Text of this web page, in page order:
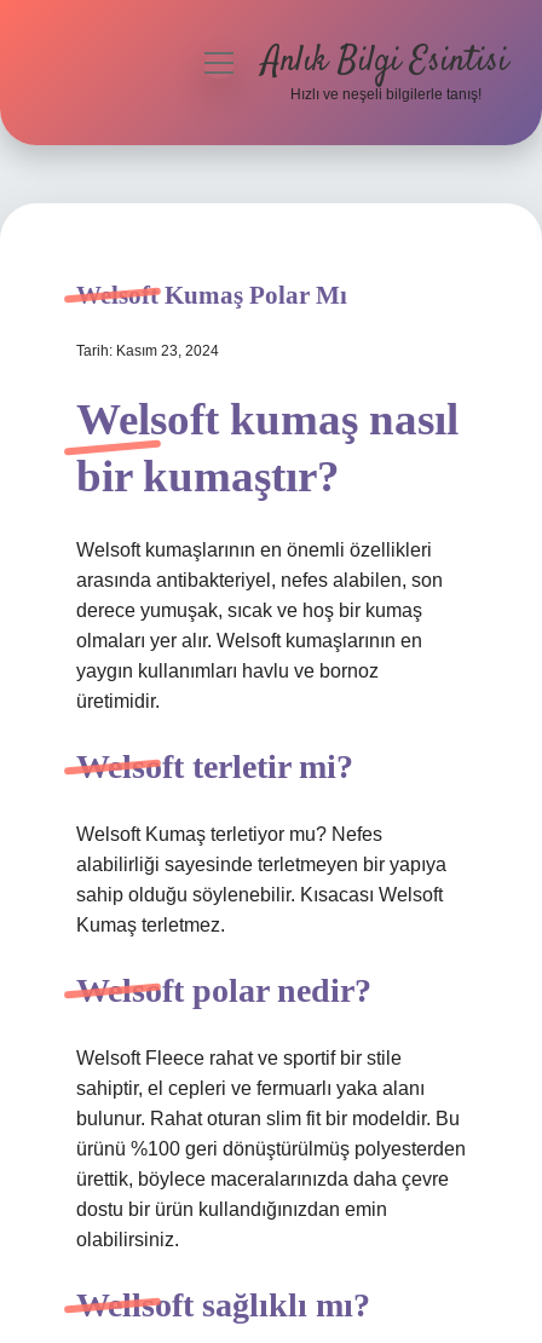
Hakkımızda
menüyüAnlık Bilgi Esintisi
Hızlı ve neşeli bilgilerle tanış!
Welsoft Kumaş Polar Mı
Tarih: Kasım 23, 2024
Welsoft kumaş nasıl
bir kumaştır?
Welsoft kumaşlarının en önemli özellikleri
arasında antibakteriyel, nefes alabilen, son
derece yumuşak, sıcak ve hoş bir kumaş
olmaları yer alır. Welsoft kumaşlarının en
yaygın kullanımları havlu ve bornoz
üretimidir.
Welsoft terletir mi?
Welsoft Kumaş terletiyor mu? Nefes
alabilirliği sayesinde terletmeyen bir yapıya
sahip olduğu söylenebilir. Kısacası Welsoft
Kumaş terletmez.
Welsoft polar nedir?
Welsoft Fleece rahat ve sportif bir stile
sahiptir, el cepleri ve fermuarlı yaka alanı
bulunur. Rahat oturan slim fit bir modeldir. Bu
ürünü %100 geri dönüştürülmüş polyesterden
ürettik, böylece maceralarınızda daha çevre
dostu bir ürün kullandığınızdan emin
olabilirsiniz.
Wellsoft sağlıklı mı?